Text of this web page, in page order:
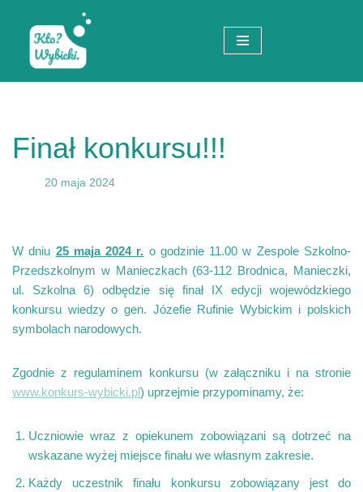
Przejdź
treści
Finał konkursu!!!
20 maja 2024
W dniu 25 maja 2024 r. o godzinie 11.00 w Zespole Szkolno-
Przedszkolnym w Manieczkach (63-112 Brodnica, Manieczki,
ul. Szkolna 6) odbędzie się finał IX edycji wojewódzkiego
konkursu wiedzy o gen. Józefie Rufinie Wybickim i polskich
symbolach narodowych.
Zgodnie z regulaminem konkursu (w załączniku i na stronie
www.konkurs-wybicki.pl) uprzejmie przypominamy, że:
Uczniowie wraz z opiekunem zobowiązani są dotrzeć na
wskazane wyżej miejsce finału we własnym zakresie.
Każdy uczestnik finału konkursu zobowiązany jest do